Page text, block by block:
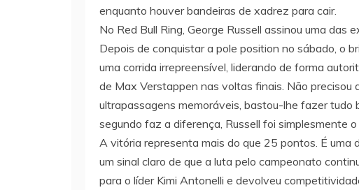
enquanto houver bandeiras de xadrez para cair.
No Red Bull Ring, George Russell assinou uma das
Depois de conquistar a pole position no sábado, o
uma corrida irrepreensível, liderando de forma
de Max Verstappen nas voltas finais. Não precisou
ultrapassagens memoráveis, bastou-lhe fazer tudo
segundo faz a diferença, Russell foi simplesmente
A vitória representa mais do que 25 pontos. É uma
um sinal claro de que a luta pelo campeonato
para o líder Kimi Antonelli e devolveu